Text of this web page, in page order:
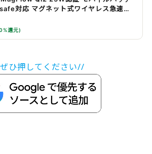
対応 マグネット式ワイヤレス急速充
水色
還元)
ひ押してください//